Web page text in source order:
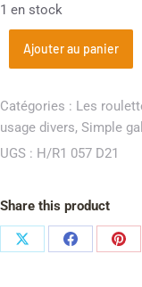
1 en stock
Ajouter au panier
Catégories : Les
usage divers, Simple
UGS : H/R1 057 D21
Share this product